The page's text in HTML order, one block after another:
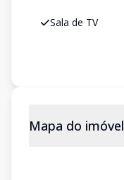
Sala de TV
Mapa do imóvel